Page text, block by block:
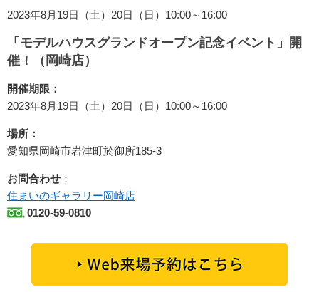
2023年8月19日（土）20日（日）10:00～16:00
「モデルハウスグランドオープン記念イベント」開
催！（岡崎店）
開催期限：
2023年8月19日（土）20日（日）10:00～16:00
場所：
愛知県岡崎市岩津町於御所185-3
お問合わせ ：
住まいのギャラリー岡崎店
0120-59-0810